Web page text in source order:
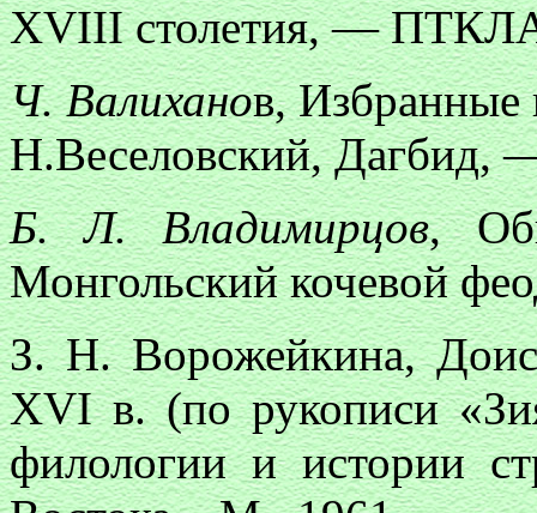
XVIII столетия, —
Ч. Валиханов, Избранные
Н.Веселовский,
Б. Л. Владимирцов,
Монгольский кочевой
З. Н. Ворожейкина,
XVI в. (по рукописи
филологии и истории